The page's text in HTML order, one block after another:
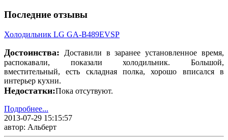
Последние отзывы
Холодильник LG GA-B489EVSP
Достоинства: Доставили в заранее установленное время,
распокавали, показали холодильник. Большой,
вместительный, есть складная полка, хорошо вписался в
интерьер кухни.
Недостатки:Пока отсутвуют.
Подробнее...
2013-07-29 15:15:57
автор: Альберт